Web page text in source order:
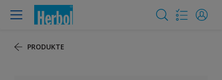
PRODUKTE